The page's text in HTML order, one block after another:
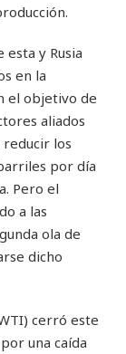
esta y Rusia
en la
el objetivo de
aliados
los
por día
Pero el
a las
ola de
dicho
cerró este
una caída